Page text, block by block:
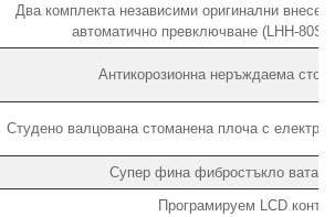
Два комплекта независими оригинални
автоматично превключване (LHH-
Антикорозионна неръждаема
Студено валцована стоманена плоча с
Супер фина фибростъкло вата /
Програмируем LCD